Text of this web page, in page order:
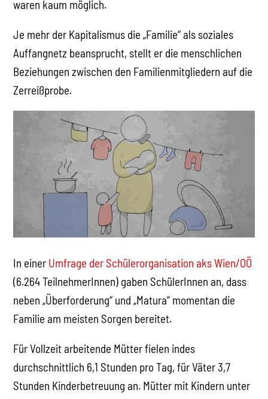
waren kaum möglich.
Je mehr der Kapitalismus die „Familie“ als soziales
Auffangnetz beansprucht, stellt er die menschlichen
Beziehungen zwischen den Familienmitgliedern auf die
Zerreißprobe.
In einer Umfrage der Schülerorganisation aks Wien/OÖ
(6.264 TeilnehmerInnen) gaben SchülerInnen an, dass
neben „Überforderung“ und „Matura“ momentan die
Familie am meisten Sorgen bereitet.
Für Vollzeit arbeitende Mütter fielen indes
durchschnittlich 6,1 Stunden pro Tag, für Väter 3,7
Stunden Kinderbetreuung an. Mütter mit Kindern unter